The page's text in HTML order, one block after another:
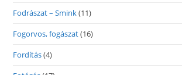
Fodrászat – Smink(11)
Fogorvos, fogászat(16)
Fordítás(4)